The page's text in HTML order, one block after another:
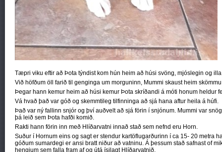
Tæpri viku eftir að Þota týndist kom hún heim að húsi svöng, mjóslegin og
Við höfðum öll farið til genginga um morguninn, Mummi skaust heim
Þegar hann kemur heim að húsi kemur Þota skríðandi á móti honum heldur
Vá hvað það var góð og skemmtileg tilfinninga að sjá hana aftur heila á húfi.
Það var ný fallinn snjór og því auðvelt að sjá förin í snjónum. Mummi var
þá leið sem Þota hafði komið.
Rakti hann förin inn með Hlíðarvatni innað stað sem nefnd eru Horn.
Suður í Hornum eins og sagt er stendur kartöflugarðurinn í ca 15- 20 metra
góðum sumardegi er ansi bratt niður að vatninu. Á þessum stað safnast of
hengjum sem falla fram af og útá ísilagt Hlíðarvatnið.